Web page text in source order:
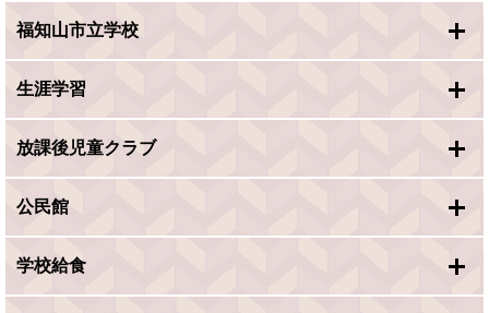
福知山市立学校
生涯学習
放課後児童クラブ
公民館
学校給食